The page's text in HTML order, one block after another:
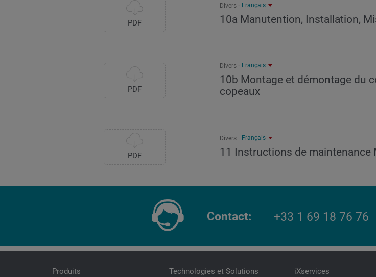
PDF
Divers Français
10a Manutention, Installation,
PDF
Divers Français
10b Montage et démontage du
copeaux
PDF
Divers Français
11 Instructions de maintenance
Contact +33 1 69 18 76 76
Produits Technologies et Solutions iXservices